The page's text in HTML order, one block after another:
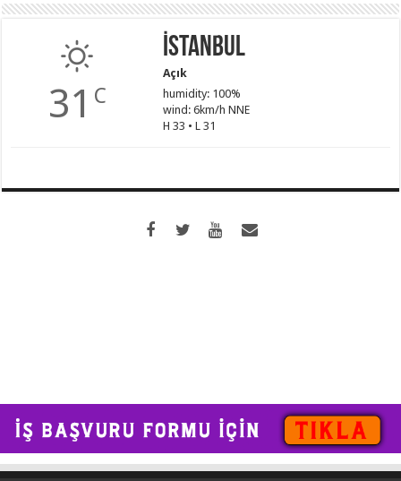
31 C
İstanbul
Açık
humidity: 100%
wind: 6km/h NNE
H 33 • L 31